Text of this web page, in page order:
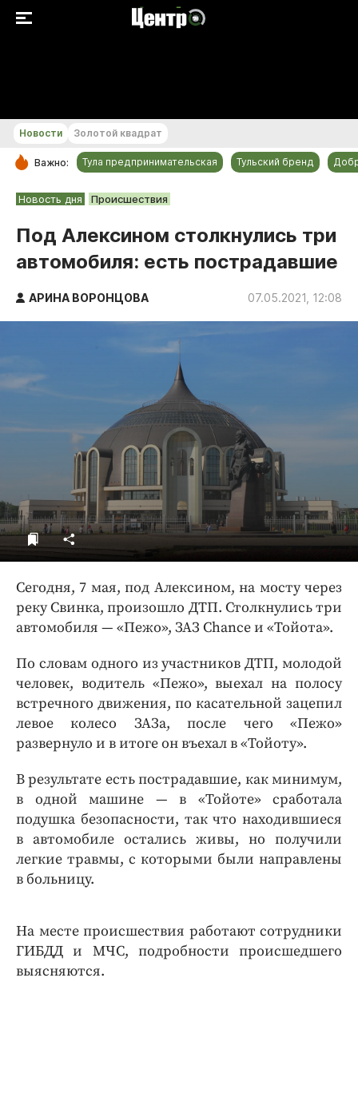
РУБРИКИ
Общество
Культура
Происшествия
Спорт
Тульский бренд
Тула предпринимательская
Новости Золотой квадрат
Важно: Тула предпринимательская Тульский бренд
Новость дня Происшествия
Под Алексином столкнулись три
автомобиля: есть пострадавшие
АРИНА ВОРОНЦОВА 07.05.2021, 12:08
Сегодня, 7 мая, под Алексином, на мосту через
реку Свинка, произошло ДТП. Столкнулись три
автомобиля — «Пежо», ЗАЗ Chance и «Тойота».
По словам одного из участников ДТП, молодой
человек, водитель «Пежо», выехал на полосу
встречного движения, по касательной зацепил
левое колесо ЗАЗа, после чего «Пежо»
развернуло и в итоге он въехал в «Тойоту».
В результате есть пострадавшие, как минимум,
в одной машине — в «Тойоте» сработала
подушка безопасности, так что находившиеся
в автомобиле остались живы, но получили
легкие травмы, с которыми были направлены
в больницу.
На месте происшествия работают сотрудники
ГИБДД и МЧС, подробности происшедшего
выясняются.